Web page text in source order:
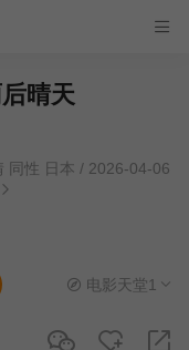
晴天
同性 日本 / 2026-04-06
电影天堂1